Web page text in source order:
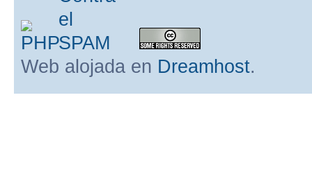
Web alojada en Dreamhost.